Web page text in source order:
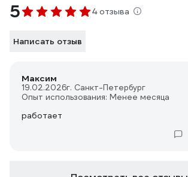
5 4 отзыва
Написать отзыв
Максим
19.02.2026г. Санкт-Петербург
Опыт использования: Менее месяца
работает